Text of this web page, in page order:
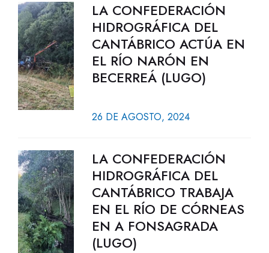
LA CONFEDERACIÓN
HIDROGRÁFICA DEL
CANTÁBRICO ACTÚA EN
EL RÍO NARÓN EN
BECERREÁ (LUGO)
26 DE AGOSTO, 2024
LA CONFEDERACIÓN
HIDROGRÁFICA DEL
CANTÁBRICO TRABAJA
EN EL RÍO DE CÓRNEAS
EN A FONSAGRADA
(LUGO)